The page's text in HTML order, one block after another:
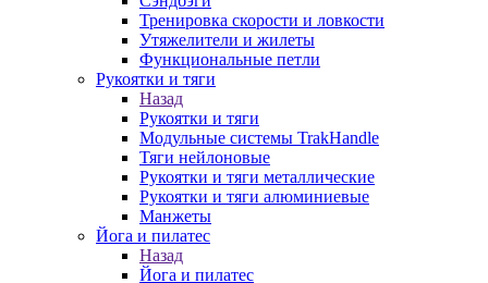
Тренировка скорости и ловкости
Утяжелители и жилеты
Функциональные петли
Рукоятки и тяги
Назад
Рукоятки и тяги
Модульные системы TrakHandle
Тяги нейлоновые
Рукоятки и тяги металлические
Рукоятки и тяги алюминиевые
Манжеты
Йога и пилатес
Назад
Йога и пилатес